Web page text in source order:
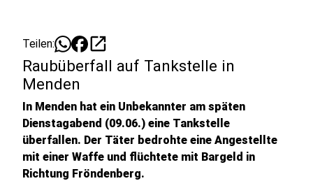
Teilen: open_in_new
Raubüberfall auf Tankstelle in
Menden
In Menden hat ein Unbekannter am späten
Dienstagabend (09.06.) eine Tankstelle
überfallen. Der Täter bedrohte eine Angestellte
mit einer Waffe und flüchtete mit Bargeld in
Richtung Fröndenberg.